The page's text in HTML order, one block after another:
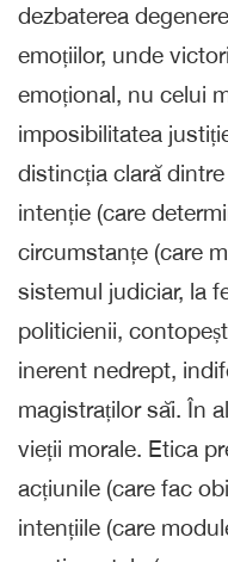
dezbaterea
emoțiilor, unde
emoțional, nu celui
imposibilitatea
distincția clară
intenție (care
circumstanțe (care
sistemul judiciar, la
politicienii,
inerent nedrept,
magistraților săi. În
vieții morale. Etica
acțiunile (care fac
intențiile (care